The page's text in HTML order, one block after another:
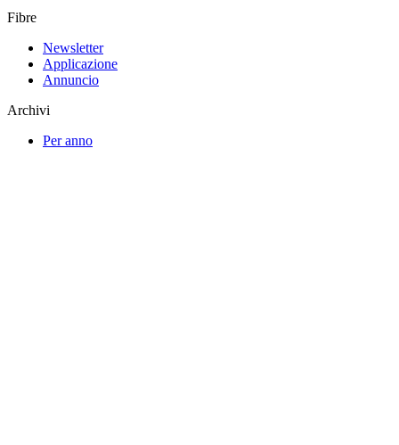
Fibre
Newsletter
Applicazione
Annuncio
Archivi
Per anno